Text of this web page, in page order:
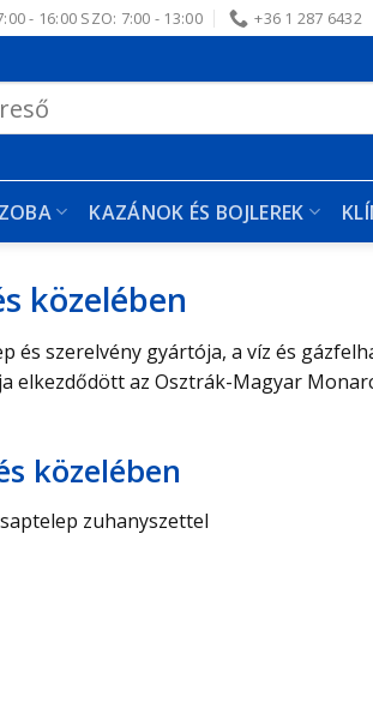
- 16:00 SZO: 7:00 - 13:00 +36 1 287 6432
KAZÁNOK ÉS BOJLEREK
közelében
szerelvény gyártója, a víz és
az Osztrák-Magyar
közelében
zuhanyszettel